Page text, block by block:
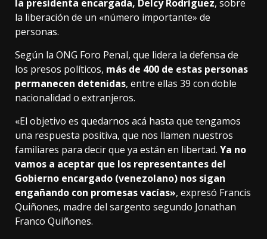
la presidenta encargada, Delcy Rodríguez, sobre
la liberación de un «número importante» de
personas.
Según la ONG Foro Penal, que lidera la defensa de
los presos políticos, más de 400 de estas personas
permanecen detenidas, entre ellas 39 con doble
nacionalidad o extranjeros.
«El objetivo es quedarnos acá hasta que tengamos
una respuesta positiva, que nos llamen nuestros
familiares para decir que ya están en libertad. Ya no
vamos a aceptar que los representantes del
Gobierno encargado (venezolano) nos sigan
engañando con promesas vacías», expresó Francis
Quiñones, madre del sargento segundo Jonathan
Franco Quiñones.